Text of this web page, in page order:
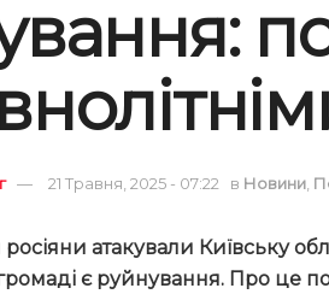
21 Травня, 2025 - 07:22 в Новини,
росіяни атакували Київську
є руйнування. Про це